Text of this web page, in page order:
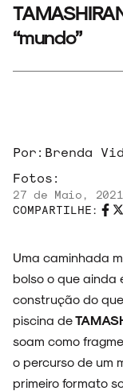
“mundo”
Por: Brenda
Fotos:
27 de Maio, 2021
COMPARTILHE:
Uma caminhada
bolso o que ainda
construção do
piscina de
soam como
o percurso de um
primeiro formato